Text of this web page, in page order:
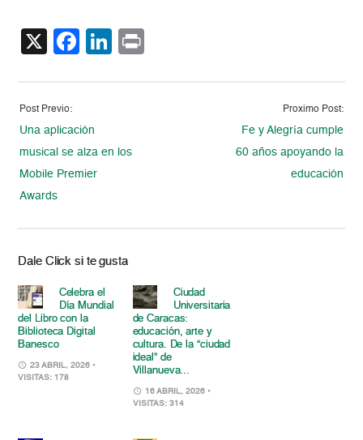
X Facebook
LinkedIn
Post Previo:
Una aplicación
musical se alza en los
Mobile Premier
Awards
Proximo Post:
Fe y Alegría cumple
60 años apoyando la
educación
Dale Click si te gusta
Celebra el
Día Mundial
del Libro con la
Biblioteca Digital
Banesco
23 ABRIL, 2026 •
VISITAS: 178
Ciudad
Universitaria
de Caracas:
educación, arte y
cultura. De la “ciudad
ideal” de
Villanueva...
16 ABRIL, 2026 •
VISITAS: 314